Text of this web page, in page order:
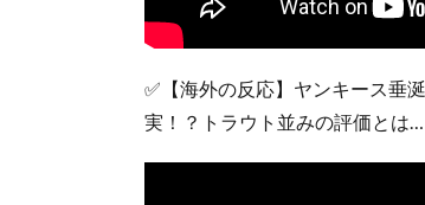
✅【海外の反応】ヤンキース垂
実！？トラウト並みの評価とは…